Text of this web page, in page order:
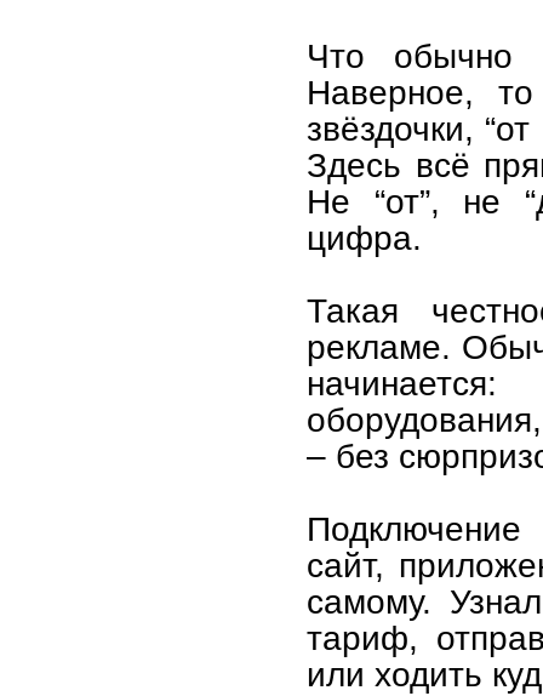
Что обычно
Наверное,
звёздочки,
Здесь всё
Не “от”, не
цифра.
Такая
рекламе.
– без
сайт,
самому.
тариф,
или ходить